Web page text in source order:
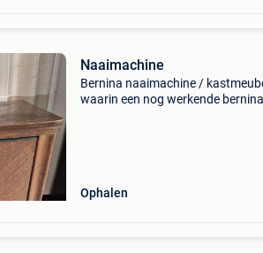
Naaimachine
Bernina naaimachine /
waarin een nog werkende
Ophalen